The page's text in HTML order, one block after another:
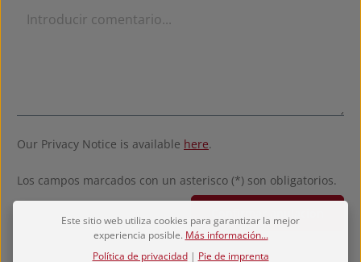
Our Privacy Notice is available here.
Los campos marcados con un asterisco (*) son obligatorios.
Confirmar anulación
Este sitio web utiliza cookies para garantizar la mejor
experiencia posible. Más información...
Política de privacidad| Pie de imprenta